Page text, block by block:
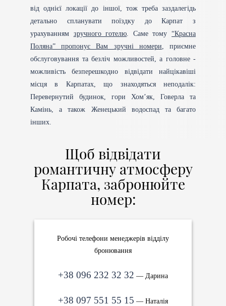
від однієї локації до іншої, тож треба заздалегідь
детально спланувати поїздку до Карпат з
урахуванням зручного готелю . Саме тому“Красна
Поляна” пропонує Вам зручні номери , приємне
обслуговування та безліч можливостей, а головне -
можливість безперешкодно відвідати найцікавіші
місця в Карпатах, що знаходяться неподалік:
Перевернутий будинок, гори Хом’як, Говерла та
Камінь, а також Женецький водоспад та багато
інших.
Щоб відвідати
романтичну атмосферу
Карпата, забронюйте
номер:
Робочі телефони менеджерів відділу
бронювання
+38 096 232 32 32 — Дарина
+38 097 551 55 15 — Наталія